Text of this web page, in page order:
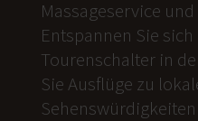
Massageservice
Entspannen Sie
Tourenschalter in
Sie Ausflüge zu